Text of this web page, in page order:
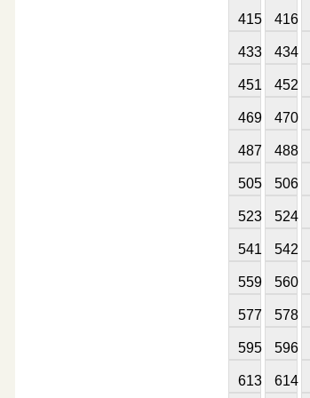
415 416
433 434
451 452
469 470
487 488
505 506
523 524
541 542
559 560
577 578
595 596
613 614